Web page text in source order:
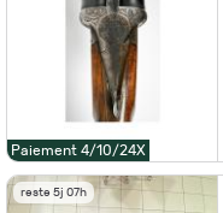
Paiement 4/10/24X
reste 5j 07h